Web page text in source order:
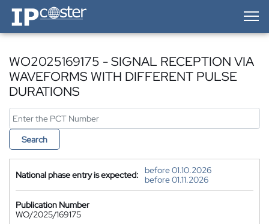
IP-Coster — Home
WO2025169175 - SIGNAL RECEPTION VIA
WAVEFORMS WITH DIFFERENT PULSE
DURATIONS
Search
National phase entry is expected:
before 01.10.2026
before 01.11.2026
Publication Number
WO/2025/169175